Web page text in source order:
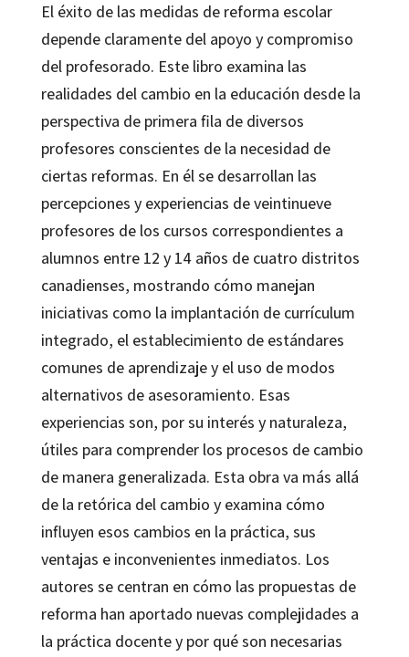
El éxito de las medidas de reforma escolar
depende claramente del apoyo y compromiso
del profesorado. Este libro examina las
realidades del cambio en la educación desde la
perspectiva de primera fila de diversos
profesores conscientes de la necesidad de
ciertas reformas. En él se desarrollan las
percepciones y experiencias de veintinueve
profesores de los cursos correspondientes a
alumnos entre 12 y 14 años de cuatro distritos
canadienses, mostrando cómo manejan
iniciativas como la implantación de currículum
integrado, el establecimiento de estándares
comunes de aprendizaje y el uso de modos
alternativos de asesoramiento. Esas
experiencias son, por su interés y naturaleza,
útiles para comprender los procesos de cambio
de manera generalizada. Esta obra va más allá
de la retórica del cambio y examina cómo
influyen esos cambios en la práctica, sus
ventajas e inconvenientes inmediatos. Los
autores se centran en cómo las propuestas de
reforma han aportado nuevas complejidades a
la práctica docente y por qué son necesarias